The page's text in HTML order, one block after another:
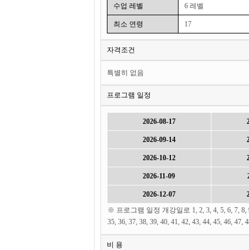
수업 레벨
6 레벨
최소 연령 17
자격조건
특별히 없음
프로그램 일정
2026-08-17
2026-09-14
2026-10-12
2026-11-09
2026-12-07
※ 프로그램 일정 개강일로 1, 2, 3, 4, 5, 6, 7, 8,
35, 36, 37, 38, 39, 40, 41, 42, 43, 44, 45, 46,
비 용